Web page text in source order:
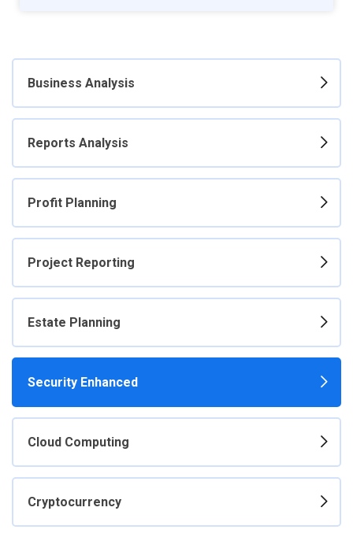
Business Analysis
Reports Analysis
Profit Planning
Project Reporting
Estate Planning
Security Enhanced
Cloud Computing
Cryptocurrency